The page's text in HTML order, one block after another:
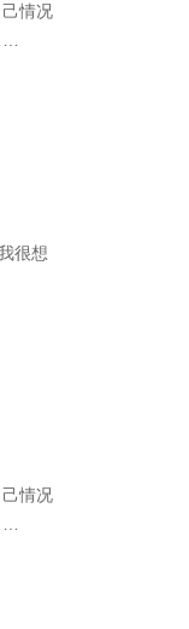
情况
很想
情况